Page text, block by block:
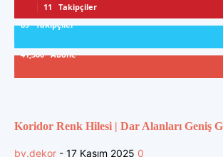
11 Takipçiler
89 Takipçiler
41,300 Abone
Koridor Renk Hilesi | Dar Alanları Geniş
by.dekor - 17 Kasım 2025 0